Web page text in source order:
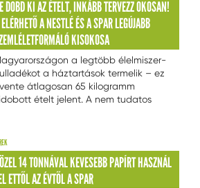
DOBD KI AZ ÉTELT, INKÁBB TERVEZZ OKOSAN!
A NESTLÉ ÉS A SPAR LEGÚJABB
KISOKOSA
a legtöbb élelmiszer-
a háztartások termelik – ez
átlagosan 65 kilogramm
ételt jelent. A nem tudatos
felelős üvegházhatású
kibocsátásához is hozzájárulnak.
Nestlé ...
14 TONNÁVAL KEVESEBB PAPÍRT HASZNÁL
ETTŐL AZ ÉVTŐL A SPAR